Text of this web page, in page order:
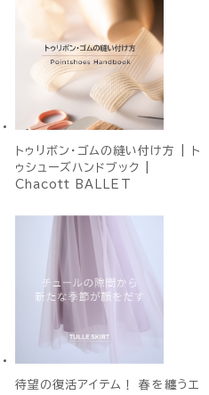
トゥリボン・ゴムの縫い付け方 | ト
ゥシューズハンドブック |
Chacott BALLET
待望の復活アイテム！ 春を纏うエ